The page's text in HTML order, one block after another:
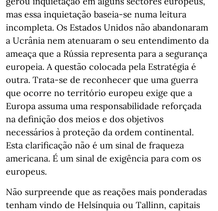
mas essa inquietação baseia-se numa leitura
incompleta. Os Estados Unidos não abandonaram
a Ucrânia nem atenuaram o seu entendimento da
ameaça que a Rússia representa para a segurança
europeia. A questão colocada pela Estratégia é
outra. Trata-se de reconhecer que uma guerra
que ocorre no território europeu exige que a
Europa assuma uma responsabilidade reforçada
na definição dos meios e dos objetivos
necessários à proteção da ordem continental.
Esta clarificação não é um sinal de fraqueza
americana. É um sinal de exigência para com os
europeus.
Não surpreende que as reações mais ponderadas
tenham vindo de Helsínquia ou Tallinn, capitais